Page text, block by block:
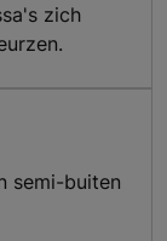
zich
semi-buiten